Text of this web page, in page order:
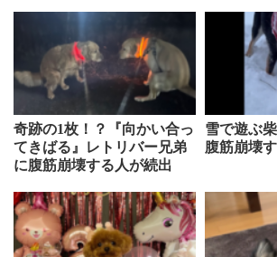
奇跡の1枚！？『向かい合っ
てきばる』レトリバー兄弟
に腹筋崩壊する人が続出
雪で遊ぶ
腹筋崩壊